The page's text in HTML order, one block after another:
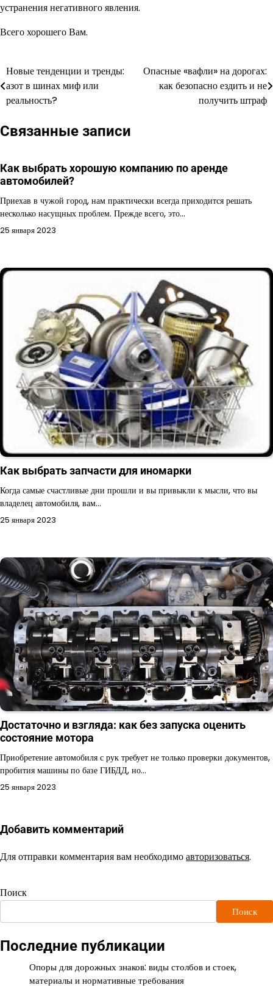
устранения негативного явления.
Всего хорошего Вам.
Навигация
по
Новые тенденции и тренды:
азот в шинах миф или
реальность?
Опасные «вафли» на дорогах:
как безопасно ездить и не
получить штраф
Связанные записи
Как выбрать хорошую компанию по аренде
автомобилей?
Приехав в чужой город, нам практически всегда приходится решать
несколько насущных проблем. Прежде всего, это…
25 января 2023
Как выбрать запчасти для иномарки
Когда самые счастливые дни прошли и вы привыкли к мысли, что вы
владелец автомобиля, вам…
25 января 2023
Достаточно и взгляда: как без запуска оценить
состояние мотора
Приобретение автомобиля с рук требует не только проверки документов,
пробития машины по базе ГИБДД, но…
25 января 2023
Добавить комментарий
Для отправки комментария вам необходимоавторизоваться.
Поиск
Поиск
Последние публикации
Опоры для дорожных знаков: виды столбов и стоек,
материалы и нормативные требования